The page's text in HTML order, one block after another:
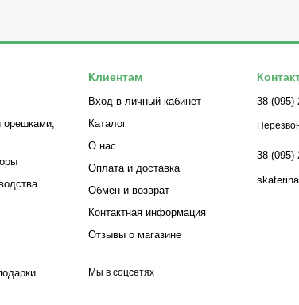
Клиентам
Вход в личный кабинет
Каталог
О нас
Оплата и доставка
Обмен и возврат
Контактная информация
Отзывы о магазине
Мы в соцсетях
38 (095)
38 (095)